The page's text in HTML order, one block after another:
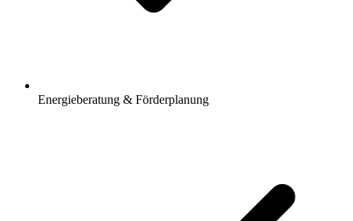
Energieberatung & Förderplanung